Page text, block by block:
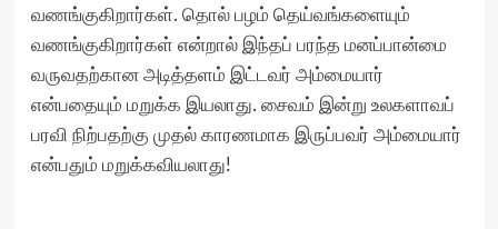
வணங்குகிறார்கள். தொல் பழம் தெய்வங்களையும்
வணங்குகிறார்கள் என்றால் இந்தப் பரந்த மனப்பான்மை
வருவதற்கான அடித்தளம் இட்டவர் அம்மையார்
என்பதையும் மறுக்க இயலாது. சைவம் இன்று உலகளாவப்
பரவி நிற்பதற்கு முதல் காரணமாக இருப்பவர் அம்மையார்
என்பதும் மறுக்கவியலாது!